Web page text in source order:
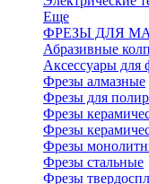
Еще
ФРЕЗЫ ДЛЯ
Абразивные
Аксессуары для
Фрезы алмазные
Фрезы для
Фрезы
Фрезы
Фрезы
Фрезы стальные
Фрезы